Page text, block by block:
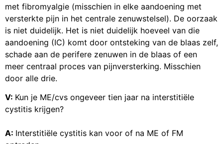
met fibromyalgie (misschien in elke aandoening met
versterkte pijn in het centrale zenuwstelsel). De oorzaak
is niet duidelijk. Het is niet duidelijk hoeveel van die
aandoening (IC) komt door ontsteking van de blaas zelf,
schade aan de perifere zenuwen in de blaas of een
meer centraal proces van pijnversterking. Misschien
door alle drie.
V: Kun je ME/cvs ongeveer tien jaar na interstitiële
cystitis krijgen?
A: Interstitiële cystitis kan voor of na ME of FM